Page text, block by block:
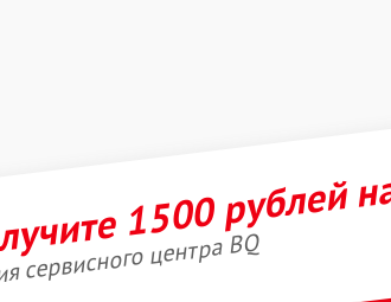
1500 рублей
сервисного центра BQ